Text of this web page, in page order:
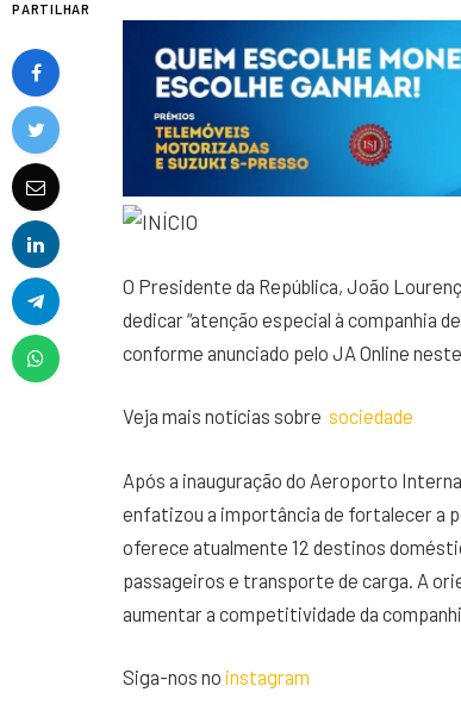
PARTILHAR
O Presidente da República, João
dedicar “atenção especial à companhia
conforme anunciado pelo JA Online
Veja mais notícias sobre sociedade
Após a inauguração do Aeroporto
enfatizou a importância de fortalecer a
oferece atualmente 12 destinos
passageiros e transporte de carga. A
aumentar a competitividade da
Siga-nos no instagram